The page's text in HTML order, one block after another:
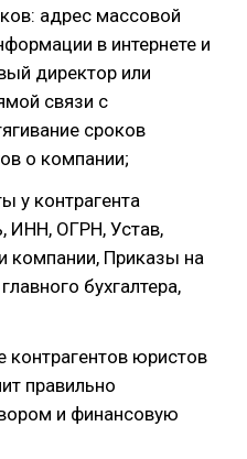
адрес массовой
в интернете и
директор или
связи с
сроков
о компании;
у контрагента
ИНН, ОГРН, Устав,
компании, Приказы на
бухгалтера,
контрагентов юристов
правильно
и финансовую